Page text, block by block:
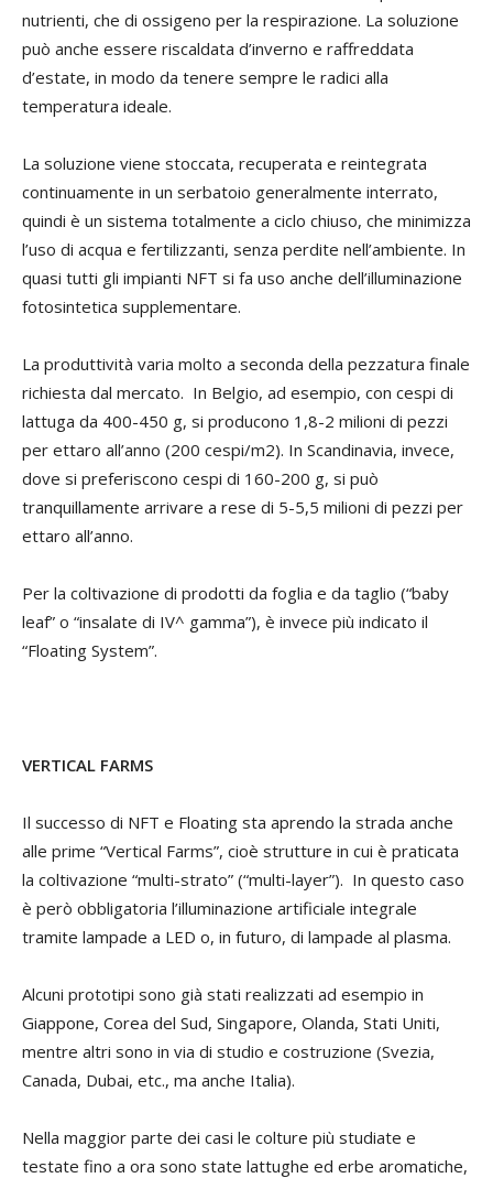
nutrienti, che di ossigeno per la respirazione. La soluzione
può anche essere riscaldata d’inverno e raffreddata
d’estate, in modo da tenere sempre le radici alla
temperatura ideale.
La soluzione viene stoccata, recuperata e reintegrata
continuamente in un serbatoio generalmente interrato,
quindi è un sistema totalmente a ciclo chiuso, che minimizza
l’uso di acqua e fertilizzanti, senza perdite nell’ambiente. In
quasi tutti gli impianti NFT si fa uso anche dell’illuminazione
fotosintetica supplementare.
La produttività varia molto a seconda della pezzatura finale
richiesta dal mercato. In Belgio, ad esempio, con cespi di
lattuga da 400-450 g, si producono 1,8-2 milioni di pezzi
per ettaro all’anno (200 cespi/m2). In Scandinavia, invece,
dove si preferiscono cespi di 160-200 g, si può
tranquillamente arrivare a rese di 5-5,5 milioni di pezzi per
ettaro all’anno.
Per la coltivazione di prodotti da foglia e da taglio (“baby
leaf” o “insalate di IV^ gamma”), è invece più indicato il
“Floating System”.
VERTICAL FARMS
Il successo di NFT e Floating sta aprendo la strada anche
alle prime “Vertical Farms”, cioè strutture in cui è praticata
la coltivazione “multi-strato” (“multi-layer”). In questo caso
è però obbligatoria l’illuminazione artificiale integrale
tramite lampade a LED o, in futuro, di lampade al plasma.
Alcuni prototipi sono già stati realizzati ad esempio in
Giappone, Corea del Sud, Singapore, Olanda, Stati Uniti,
mentre altri sono in via di studio e costruzione (Svezia,
Canada, Dubai, etc., ma anche Italia).
Nella maggior parte dei casi le colture più studiate e
testate fino a ora sono state lattughe ed erbe aromatiche,